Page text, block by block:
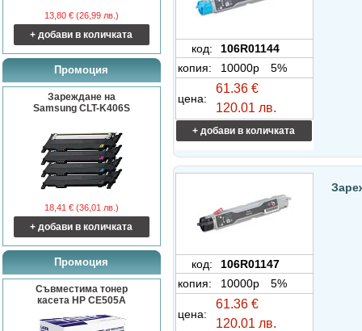
13,80 € (26,99 лв.)
+ добави в количката
Промоция
Зареждане на
Samsung CLT-K406S
18,41 € (36,01 лв.)
+ добави в количката
Промоция
Съвместима тонер
касета HP CE505A
код:
106R01144
копия:
10000p 5%
цена:
61.36 €
120.01 лв.
+ добави в количката
код:
106R01147
копия:
10000p 5%
цена:
61.36 €
120.01 лв.